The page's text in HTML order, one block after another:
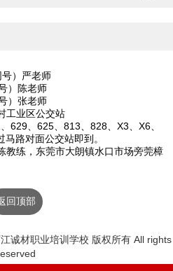
）严老师
陈老师
张老师
工业区公交站
629、625、813、828、X3、X6、
路对面公交站即到。
教练，东莞市大朗镇水口市场旁莞樟
回顶部
诚材职业培训学校 版权所有 All rights